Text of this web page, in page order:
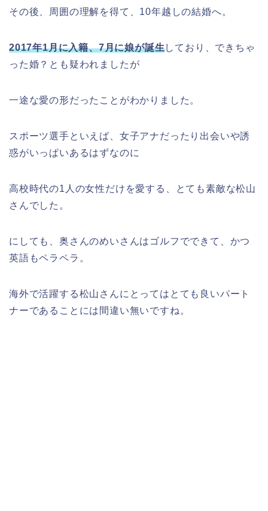
その後、周囲の理解を得て、10年越しの結婚へ。
2017年1月に入籍、7月に娘が誕生しており、できちゃ
った婚？とも疑われましたが
一途な愛の形だったことがわかりました。
スポーツ選手といえば、女子アナだったり出会いや誘
惑がいっぱいあるはずなのに
高校時代の1人の女性だけを愛する、とても素敵な松山
さんでした。
にしても、奥さんのめいさんはゴルフでできて、かつ
英語もペラペラ。
海外で活躍する松山さんにとってはとても良いパート
ナーであることには間違い無いですね。